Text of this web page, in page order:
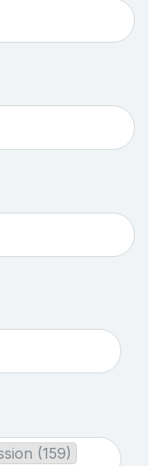
(159)